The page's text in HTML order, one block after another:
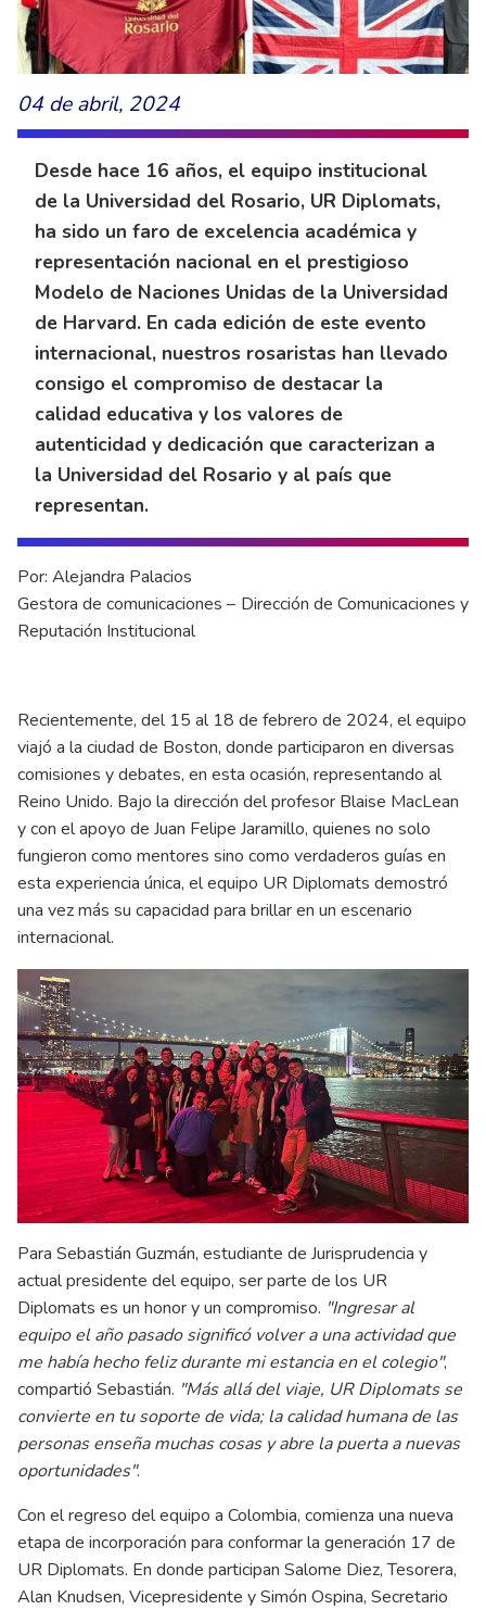
04 de abril, 2024
Desde hace 16 años, el equipo institucional
de la Universidad del Rosario, UR Diplomats,
ha sido un faro de excelencia académica y
representación nacional en el prestigioso
Modelo de Naciones Unidas de la Universidad
de Harvard. En cada edición de este evento
internacional, nuestros rosaristas han llevado
consigo el compromiso de destacar la
calidad educativa y los valores de
autenticidad y dedicación que caracterizan a
la Universidad del Rosario y al país que
representan.
Por: Alejandra Palacios
Gestora de comunicaciones – Dirección de Comunicaciones y
Reputación Institucional
Recientemente, del 15 al 18 de febrero de 2024, el equipo
viajó a la ciudad de Boston, donde participaron en diversas
comisiones y debates, en esta ocasión, representando al
Reino Unido. Bajo la dirección del profesor Blaise MacLean
y con el apoyo de Juan Felipe Jaramillo, quienes no solo
fungieron como mentores sino como verdaderos guías en
esta experiencia única, el equipo UR Diplomats demostró
una vez más su capacidad para brillar en un escenario
internacional.
Para Sebastián Guzmán, estudiante de Jurisprudencia y
actual presidente del equipo, ser parte de los UR
Diplomats es un honor y un compromiso. "Ingresar al
equipo el año pasado significó volver a una actividad que
me había hecho feliz durante mi estancia en el colegio",
compartió Sebastián. "Más allá del viaje, UR Diplomats se
convierte en tu soporte de vida; la calidad humana de las
personas enseña muchas cosas y abre la puerta a nuevas
oportunidades".
Con el regreso del equipo a Colombia, comienza una nueva
etapa de incorporación para conformar la generación 17 de
UR Diplomats. En donde participan Salome Diez, Tesorera,
Alan Knudsen, Vicepresidente y Simón Ospina, Secretario